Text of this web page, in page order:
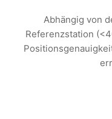
Abhängig von
Referenzstation